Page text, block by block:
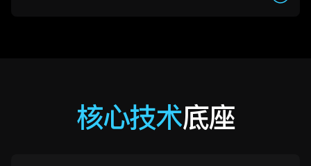
核心技术底座